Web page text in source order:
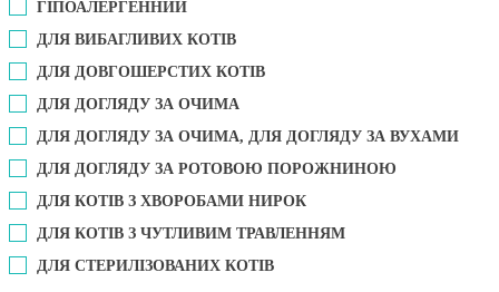
ГІПОАЛЕРГЕННИЙ
ДЛЯ ВИБАГЛИВИХ КОТІВ
ДЛЯ ДОВГОШЕРСТИХ КОТІВ
ДЛЯ ДОГЛЯДУ ЗА ОЧИМА
ДЛЯ ДОГЛЯДУ ЗА ОЧИМА, ДЛЯ ДОГЛЯДУ ЗА ВУХАМИ
ДЛЯ ДОГЛЯДУ ЗА РОТОВОЮ ПОРОЖНИНОЮ
ДЛЯ КОТІВ З ХВОРОБАМИ НИРОК
ДЛЯ КОТІВ З ЧУТЛИВИМ ТРАВЛЕННЯМ
ДЛЯ СТЕРИЛІЗОВАНИХ КОТІВ